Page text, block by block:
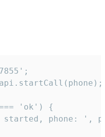
'ok') {
phone: ',